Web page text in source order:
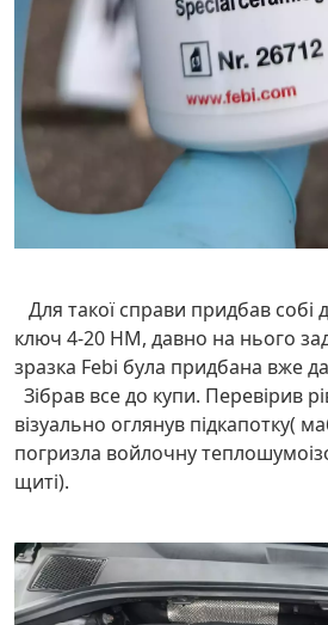
Для такої справи придбав
ключ 4-20 НМ, давно на нього
зразка Febi була придбана вже
Зібрав все до купи. Перевірив
візуально оглянув підкапотку(
погризла войлочну
щиті).